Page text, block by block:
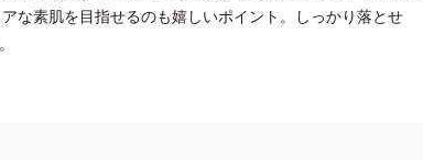
な素肌を目指せるのも嬉しいポイント。しっかり落とせ